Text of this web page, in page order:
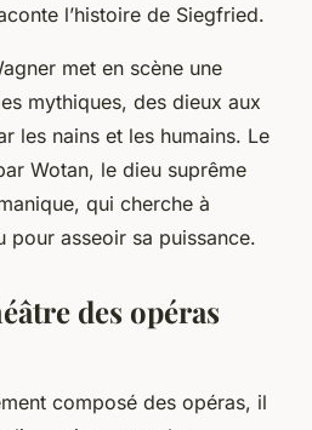
l’histoire de Siegfried.
met en scène une
mythiques, des dieux aux
les nains et les humains. Le
Wotan, le dieu suprême
qui cherche à
pour asseoir sa puissance.
des opéras
composé des opéras, il